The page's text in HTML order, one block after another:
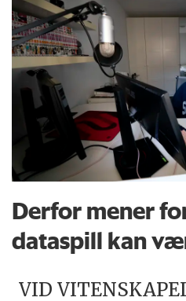
Derfor mener
dataspill kan
VID